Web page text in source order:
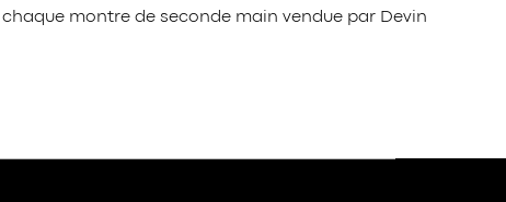
montre de seconde main vendue par Devin